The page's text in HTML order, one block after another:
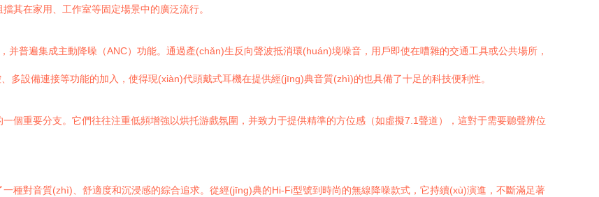
其在家用、工作室等固定場景中的廣泛流行。
普遍集成主動降噪（ANC）功能。通過產(chǎn)生反向聲波抵消環(huán)境噪音，用戶即使在嘈雜的交通工具或公共場所，
多設備連接等功能的加入，使得現(xiàn)代頭戴式耳機在提供經(jīng)典音質(zhì)的也具備了十足的科技便利性。
個重要分支。它們往往注重低頻增強以烘托游戲氛圍，并致力于提供精準的方位感（如虛擬7.1聲道），這對于需要聽聲辨位
種對音質(zhì)、舒適度和沉浸感的綜合追求。從經(jīng)典的Hi-Fi型號到時尚的無線降噪款式，它持續(xù)演進，不斷滿足著